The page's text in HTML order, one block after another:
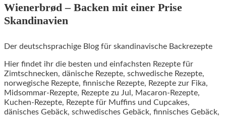
Wienerbrød – Backen mit einer Prise
Skandinavien
Der deutschsprachige Blog für skandinavische Backrezepte
Hier findet ihr die besten und einfachsten Rezepte für
Zimtschnecken, dänische Rezepte, schwedische Rezepte,
norwegische Rezepte, finnische Rezepte, Rezepte zur Fika,
Midsommar-Rezepte, Rezepte zu Jul, Macaron-Rezepte,
Kuchen-Rezepte, Rezepte für Muffins und Cupcakes,
dänisches Gebäck, schwedisches Gebäck, finnisches Gebäck,